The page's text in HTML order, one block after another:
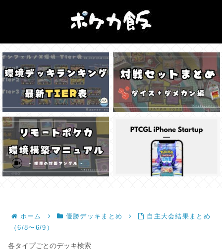
ホーム 優勝デッキまとめ
自主大会結果まとめ
（6/8〜6/9）
各タイプごとのデッキ検索